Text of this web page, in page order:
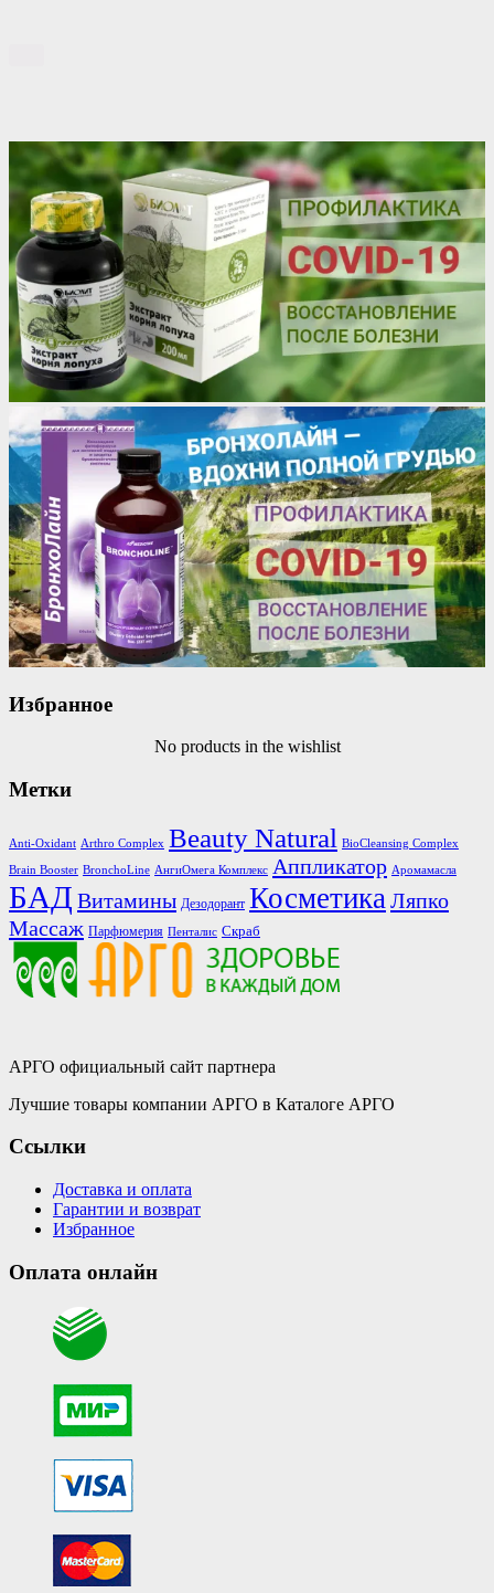
Избранное
No products in the wishlist
Метки
Anti-Oxidant Arthro Complex Beauty Natural BioCleansing Complex
Brain Booster BronchoLine АнгиОмега Комплекс Аппликатор Аромамасла
БАД Витамины Дезодорант Косметика Ляпко
Массаж Парфюмерия Пенталис Скраб
АРГО официальный сайт партнера
Лучшие товары компании АРГО в Каталоге АРГО
Ссылки
Доставка и оплата
Гарантии и возврат
Избранное
Оплата онлайн